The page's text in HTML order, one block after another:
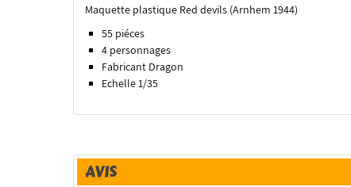
Maquette plastique Red devils (Arnhem 1944)
55 piéces
4 personnages
Fabricant Dragon
Echelle 1/35
AVIS